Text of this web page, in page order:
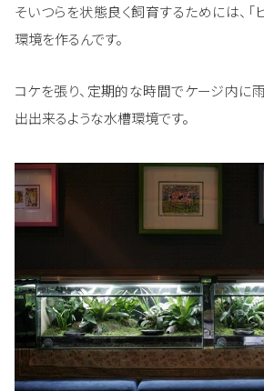
そいつらを状態良く飼育するためには、「
環境を作るんです。
コケを張り、定期的な時間でケージ内に
出出来るような水槽環境です。